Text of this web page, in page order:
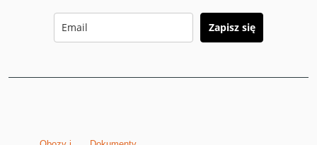
Zapisz się